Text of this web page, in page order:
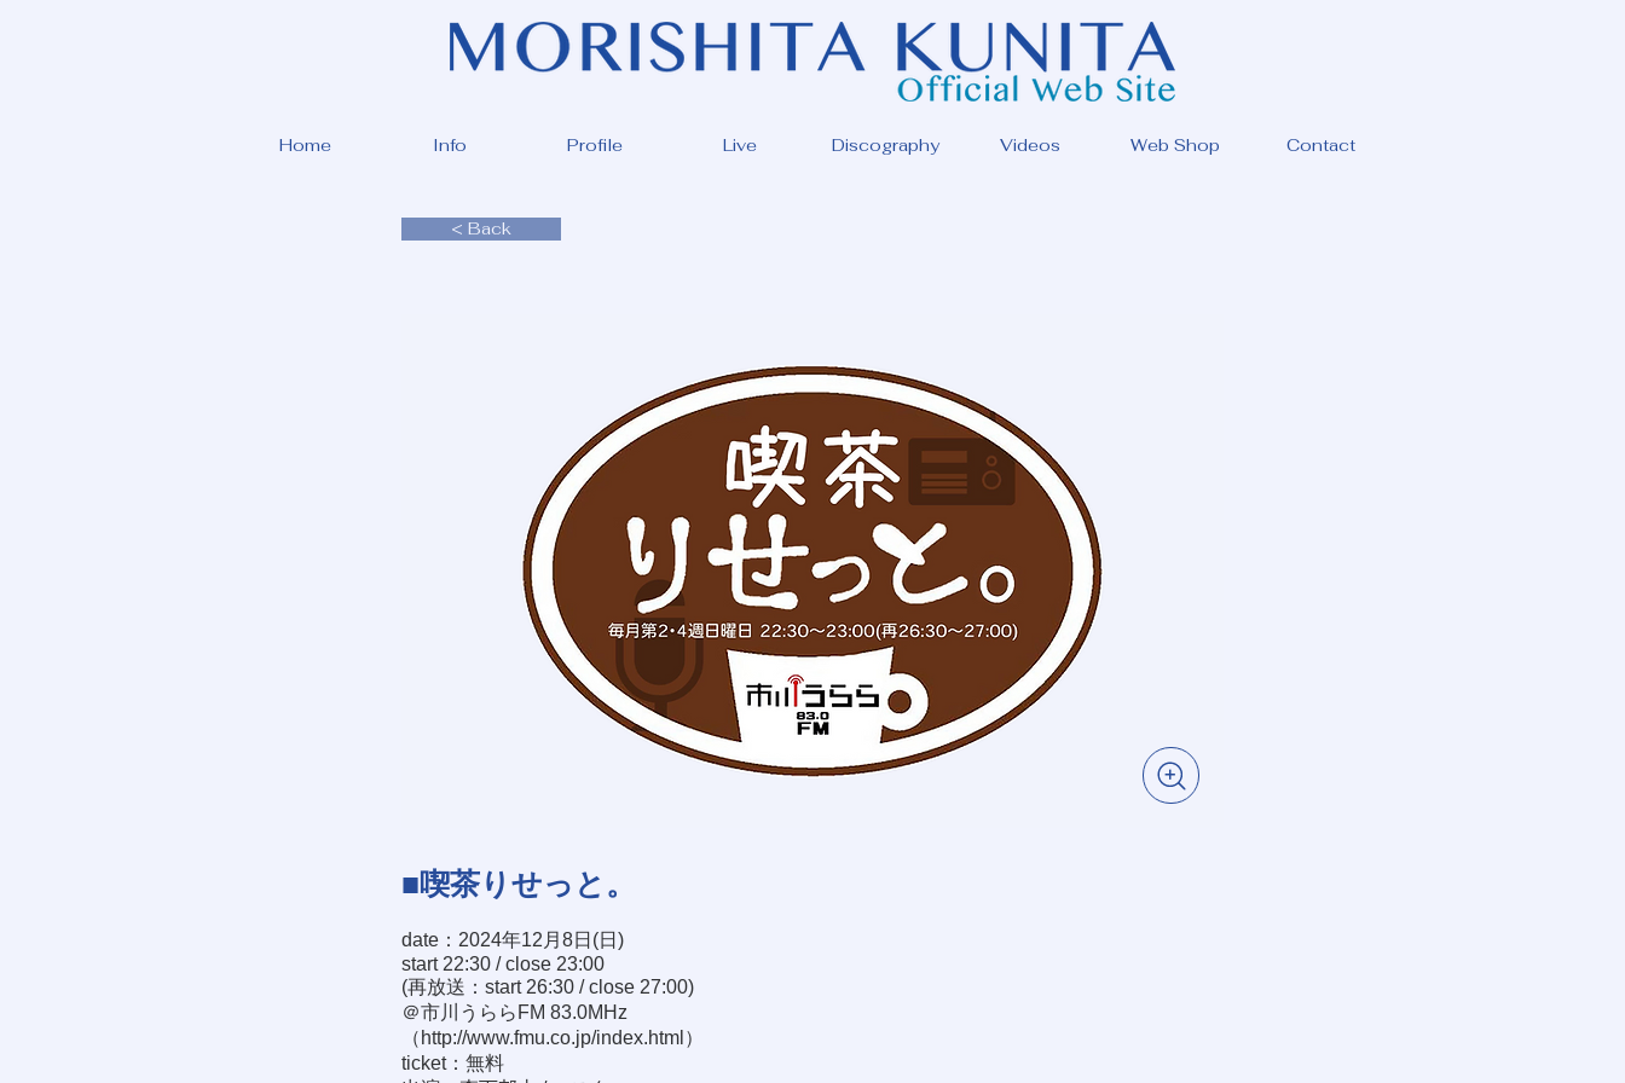
Home Info Profile Live Discography Videos Web Shop Contact
< Back
■喫茶りせっと。
date：2024年12月8日(日)
start 22:30 / close 23:00
(再放送：start 26:30 / close 27:00)
＠市川うららFM 83.0MHz
（ http://www.fmu.co.jp/index.html ）
ticket：無料